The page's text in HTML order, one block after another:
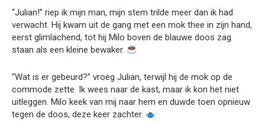
“Julian!” riep ik mijn man, mijn stem trilde meer dan ik had
verwacht. Hij kwam uit de gang met een mok thee in zijn hand,
eerst glimlachend, tot hij Milo boven de blauwe doos zag
staan als een kleine bewaker.
“Wat is er gebeurd?” vroeg Julian, terwijl hij de mok op de
commode zette. Ik wees naar de kast, maar ik kon het niet
uitleggen. Milo keek van mij naar hem en duwde toen opnieuw
tegen de doos, deze keer zachter.